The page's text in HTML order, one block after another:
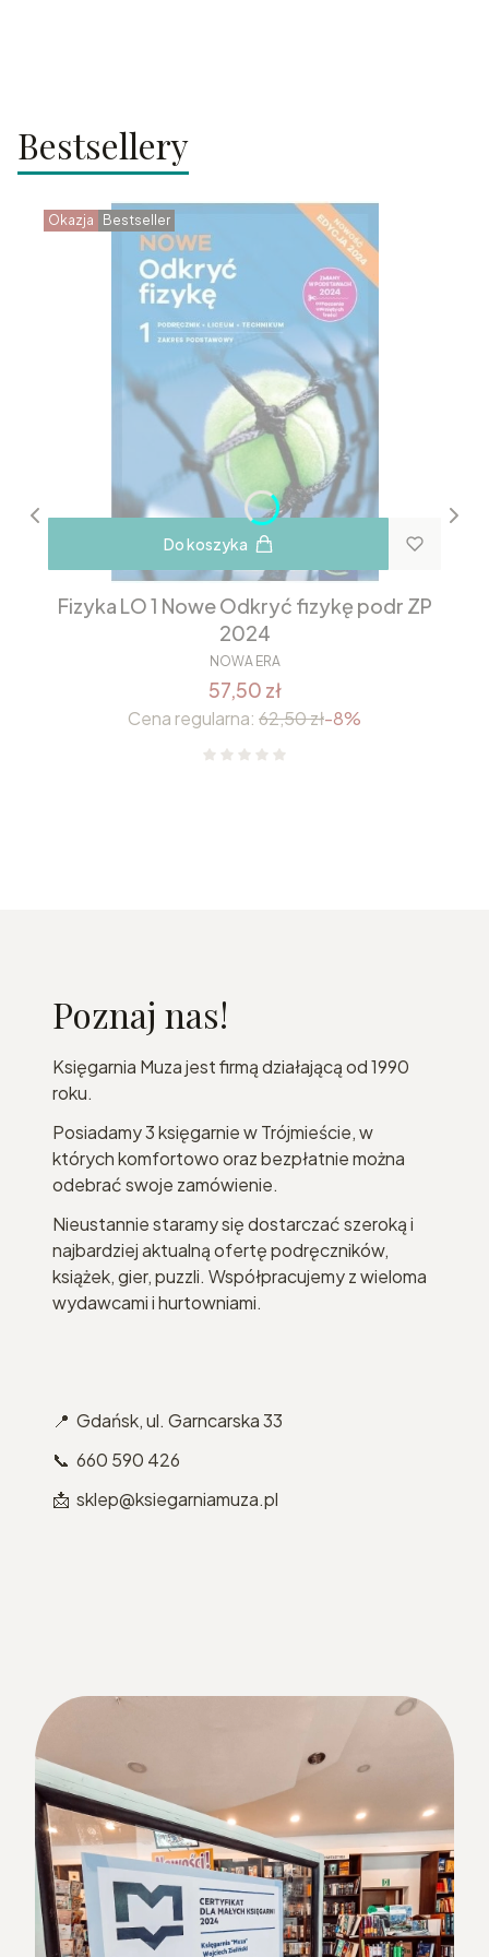
Bestsellery
Okazja Bestseller
Do koszyka
Fizyka LO 1 Nowe Odkryć fizykę podr ZP
2024
NOWA ERA
57,50 zł
Cena regularna: 62,50 zł-8%
Poznaj nas!
Księgarnia Muza jest firmą działającą od 1990
roku.
Posiadamy 3 księgarnie w Trójmieście, w
których komfortowo oraz bezpłatnie można
odebrać swoje zamówienie.
Nieustannie staramy się dostarczać szeroką i
najbardziej aktualną ofertę podręczników,
książek, gier, puzzli. Współpracujemy z wieloma
wydawcami i hurtowniami.
📍 Gdańsk, ul. Garncarska 33
📞 660 590 426
📩 sklep@ksiegarniamuza.pl